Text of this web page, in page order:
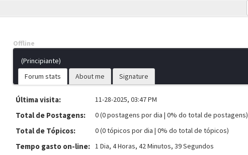
Offline
(Principiante)
Forum stats
About me Signature
Última visita: 11-28-2025, 03:47 PM
Total de Postagens: 0 (0 postagens por dia | 0% do total de postagens)
Total de Tópicos: 0 (0 tópicos por dia | 0% do total de tópicos)
Tempo gasto on-line: 1 Dia, 4 Horas, 42 Minutos, 39 Segundos